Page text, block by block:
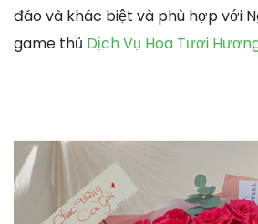
đáo và khác biệt và phù hợp với
game thủ Dịch Vụ Hoa Tươi